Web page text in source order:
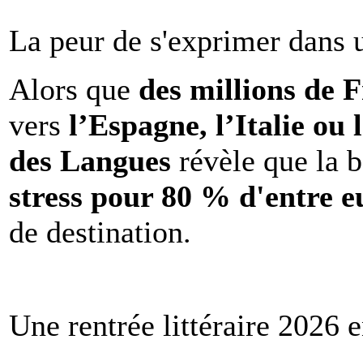
La peur de s'exprimer dans
Alors que des millions de
vers l’Espagne, l’Italie ou
des Langues révèle que la
stress pour 80 % d'entre
de destination.
Une rentrée littéraire 2026